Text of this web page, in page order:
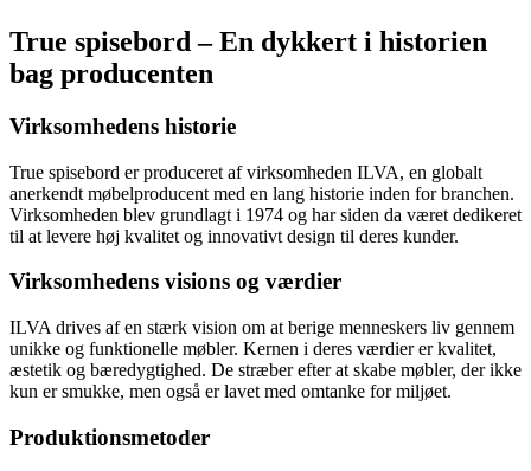
True spisebord – En dykkert i historien
bag producenten
Virksomhedens historie
True spisebord er produceret af virksomheden ILVA, en globalt
anerkendt møbelproducent med en lang historie inden for branchen.
Virksomheden blev grundlagt i 1974 og har siden da været dedikeret
til at levere høj kvalitet og innovativt design til deres kunder.
Virksomhedens visions og værdier
ILVA drives af en stærk vision om at berige menneskers liv gennem
unikke og funktionelle møbler. Kernen i deres værdier er kvalitet,
æstetik og bæredygtighed. De stræber efter at skabe møbler, der ikke
kun er smukke, men også er lavet med omtanke for miljøet.
Produktionsmetoder